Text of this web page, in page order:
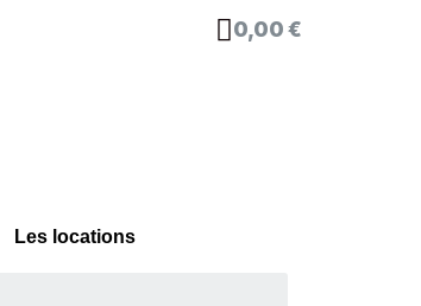
0,00 €
Les locations